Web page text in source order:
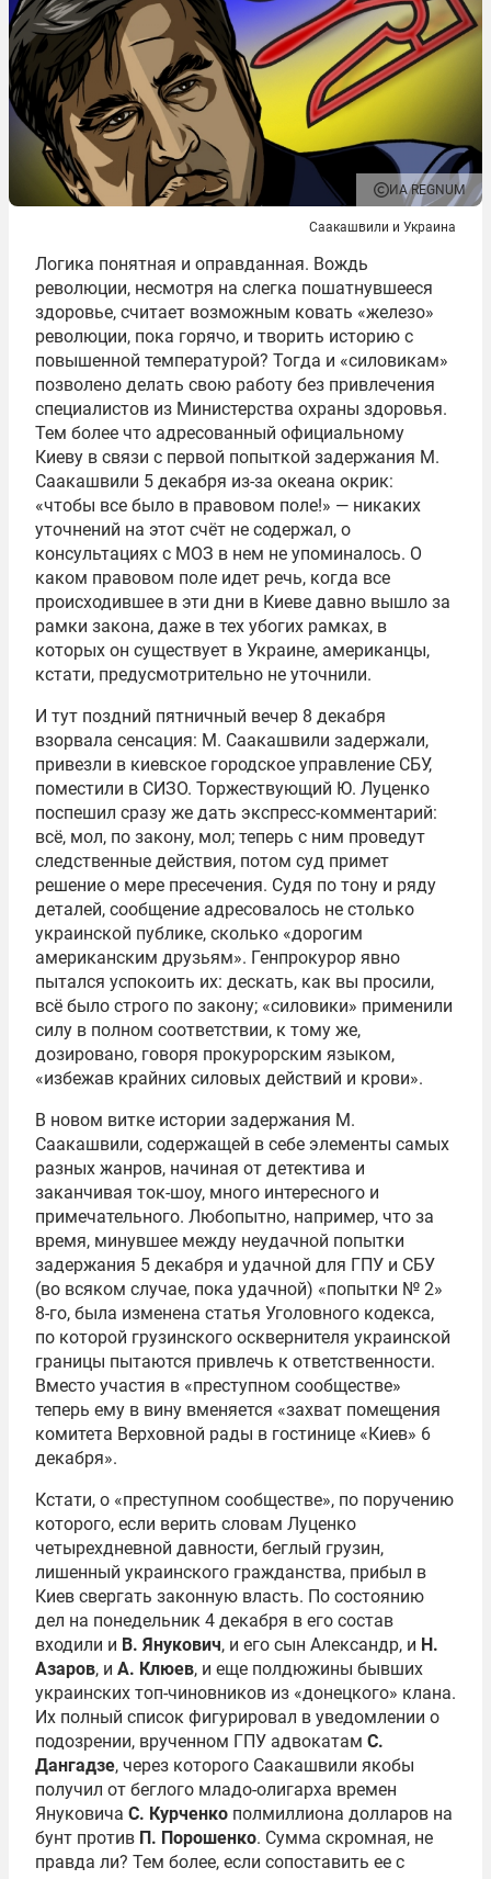
ИА REGNUM
Саакашвили и Украина
Логика понятная и оправданная. Вождь
революции, несмотря на слегка пошатнувшееся
здоровье, считает возможным ковать «железо»
революции, пока горячо, и творить историю с
повышенной температурой? Тогда и «силовикам»
позволено делать свою работу без привлечения
специалистов из Министерства охраны здоровья.
Тем более что адресованный официальному
Киеву в связи с первой попыткой задержания М.
Саакашвили 5 декабря из-за океана окрик:
«чтобы все было в правовом поле!» — никаких
уточнений на этот счёт не содержал, о
консультациях с МОЗ в нем не упоминалось. О
каком правовом поле идет речь, когда все
происходившее в эти дни в Киеве давно вышло за
рамки закона, даже в тех убогих рамках, в
которых он существует в Украине, американцы,
кстати, предусмотрительно не уточнили.
И тут поздний пятничный вечер 8 декабря
взорвала сенсация: М. Саакашвили задержали,
привезли в киевское городское управление СБУ,
поместили в СИЗО. Торжествующий Ю. Луценко
поспешил сразу же дать экспресс-комментарий:
всё, мол, по закону, мол; теперь с ним проведут
следственные действия, потом суд примет
решение о мере пресечения. Судя по тону и ряду
деталей, сообщение адресовалось не столько
украинской публике, сколько «дорогим
американским друзьям». Генпрокурор явно
пытался успокоить их: дескать, как вы просили,
всё было строго по закону; «силовики» применили
силу в полном соответствии, к тому же,
дозировано, говоря прокурорским языком,
«избежав крайних силовых действий и крови».
В новом витке истории задержания М.
Саакашвили, содержащей в себе элементы самых
разных жанров, начиная от детектива и
заканчивая ток-шоу, много интересного и
примечательного. Любопытно, например, что за
время, минувшее между неудачной попытки
задержания 5 декабря и удачной для ГПУ и СБУ
(во всяком случае, пока удачной) «попытки № 2»
8-го, была изменена статья Уголовного кодекса,
по которой грузинского осквернителя украинской
границы пытаются привлечь к ответственности.
Вместо участия в «преступном сообществе»
теперь ему в вину вменяется «захват помещения
комитета Верховной рады в гостинице «Киев» 6
декабря».
Кстати, о «преступном сообществе», по поручению
которого, если верить словам Луценко
четырехдневной давности, беглый грузин,
лишенный украинского гражданства, прибыл в
Киев свергать законную власть. По состоянию
дел на понедельник 4 декабря в его состав
входили и В. Янукович, и его сын Александр, и Н.
Азаров, и А. Клюев, и еще полдюжины бывших
украинских топ-чиновников из «донецкого» клана.
Их полный список фигурировал в уведомлении о
подозрении, врученном ГПУ адвокатам С.
Дангадзе, через которого Саакашвили якобы
получил от беглого младо-олигарха времен
Януковича С. Курченко полмиллиона долларов на
бунт против П. Порошенко. Сумма скромная, не
правда ли? Тем более, если сопоставить ее с